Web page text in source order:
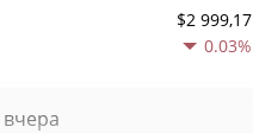
$2 999,17
0.03%